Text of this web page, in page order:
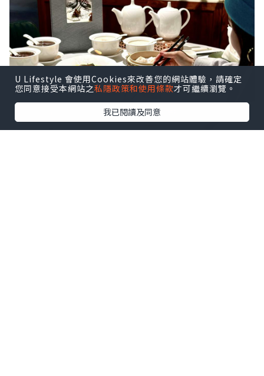
U Lifestyle 會使用Cookies來改善您的網站體驗，請確定
您同意接受本網站之私隱政策和使用條款才可繼續瀏覽。
我已閱讀及同意